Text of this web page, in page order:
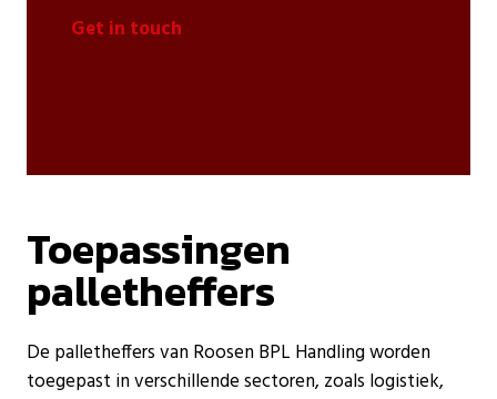
Get in touch
Toepassingen
palletheffers
De palletheffers van Roosen BPL Handling worden
toegepast in verschillende sectoren, zoals logistiek,